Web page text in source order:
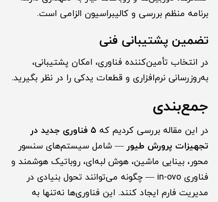
برنامه منظم بررسی و کالیبراسیون الزامی است.
تضمین پشتیبانی فنی
در انتخاب تأمین‌کننده فناوری، امکان پشتیبانی،
به‌روزرسانی نرم‌افزاری و قطعات یدکی را در نظر بگیرید.
جمع‌بندی
در این مقاله بررسی کردیم که
۵ فناوری جدید در
تجهیزات پرورش طیور — شامل سیستم‌های سنسور
محور، بینایی ماشین، هوش لبه‌ای، روباتیک هوشمند و
فناوری in-ovo — چگونه می‌توانند تحول بنیادی در
مدیریت فارم ایجاد کنند. این فناوری‌ها نه‌تنها به